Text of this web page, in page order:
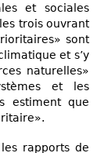
et sociales
trois ouvrant
sont
et s’y
naturelles»
et les
estiment que
rapports de